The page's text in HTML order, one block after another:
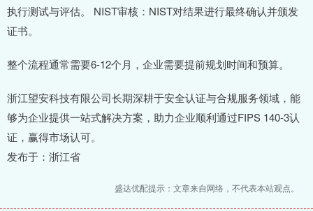
执行测试与评估。 NIST审核：NIST对结果进行最终确认并颁发
证书。
整个流程通常需要6-12个月，企业需要提前规划时间和预算。
浙江望安科技有限公司长期深耕于安全认证与合规服务领域，能
够为企业提供一站式解决方案，助力企业顺利通过FIPS 140-3认
证，赢得市场认可。
发布于：浙江省
盛达优配提示：文章来自网络，不代表本站观点。